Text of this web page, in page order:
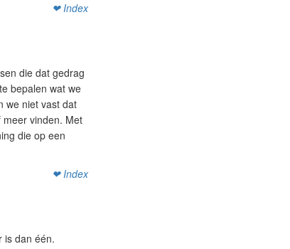
❤ Index
die dat gedrag
bepalen wat we
we niet vast dat
vinden. Met
die op een
❤ Index
is dan één.